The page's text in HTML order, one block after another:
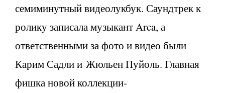
семиминутный видеолукбук. Саундтрек к
ролику записала музыкант Arca, а
ответственными за фото и видео были
Карим Садли и Жюльен Пуйоль. Главная
фишка новой коллекции-